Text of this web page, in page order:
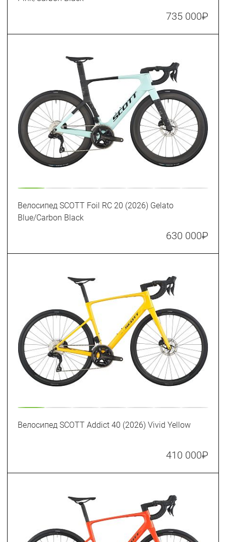
735 000₽
Велосипед SCOTT Foil RC 20 (2026) Gelato
Blue/Carbon Black
630 000₽
Велосипед SCOTT Addict 40 (2026) Vivid Yellow
410 000₽